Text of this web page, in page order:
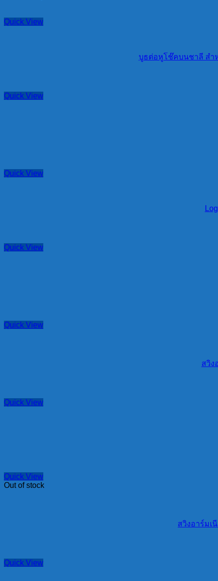
Quick View
บูธต่อหูโช๊คบนชาลี สำ
Quick View
Quick View
Quick View
Quick View
สวิง
Quick View
Quick View
Out of stock
สวิงอาร์มเ
Quick View